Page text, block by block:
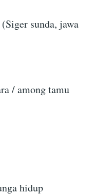
sunda, jawa
/ among tamu
hidup